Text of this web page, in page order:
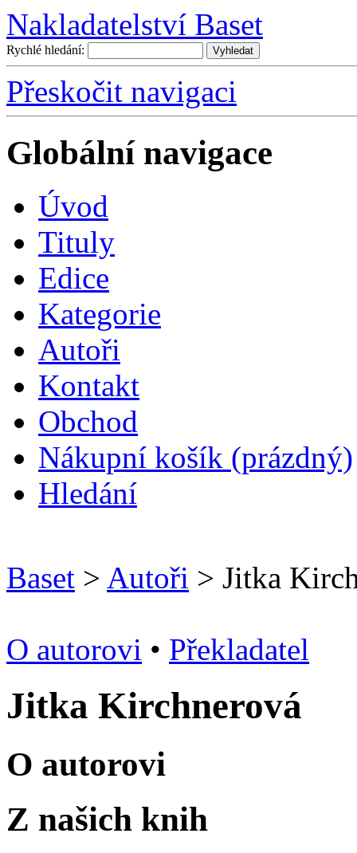
Nakladatelství Baset
Rychlé hledání:
Přeskočit navigaci
Globální navigace
Úvod
Tituly
Edice
Kategorie
Autoři
Kontakt
Obchod
Nákupní košík (prázdný)
Hledání
Baset > Autoři > Jitka
O autorovi • Překladatel
Jitka Kirchnerová
O autorovi
Z našich knih